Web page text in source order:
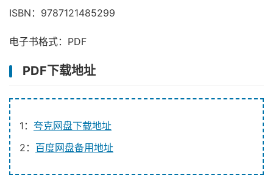
ISBN：9787121485299
电子书格式：PDF
PDF下载地址
1： 夸克网盘下载地址
2： 百度网盘备用地址